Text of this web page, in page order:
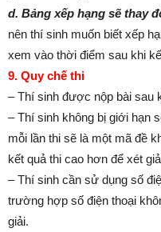
d. Bảng xếp hạng sẽ thay
nên thí sinh muốn biết xếp
xem vào thời điểm sau khi
9. Quy chế thi
– Thí sinh được nộp bài sau
– Thí sinh không bị giới hạn
mỗi lần thi sẽ là một mã đề
kết quả thi cao hơn để xét
– Thí sinh cần sử dụng số
trường hợp số điện thoại
giải.